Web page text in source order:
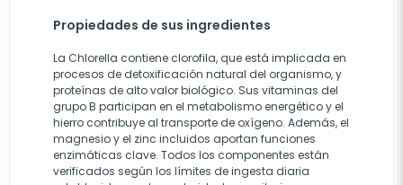
Propiedades de sus ingredientes
La Chlorella contiene clorofila, que está implicada en
procesos de detoxificación natural del organismo, y
proteínas de alto valor biológico. Sus vitaminas del
grupo B participan en el metabolismo energético y el
hierro contribuye al transporte de oxígeno. Además, el
magnesio y el zinc incluidos aportan funciones
enzimáticas clave. Todos los componentes están
verificados según los límites de ingesta diaria